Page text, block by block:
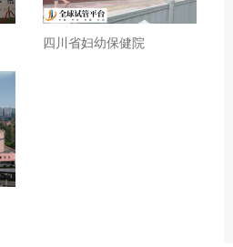
四川省妇幼保健院